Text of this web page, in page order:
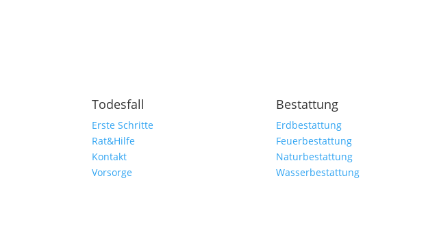
Todesfall
Erste Schritte
Rat&Hilfe
Kontakt
Vorsorge
Bestattung
Erdbestattung
Feuerbestattung
Naturbestattung
Wasserbestattung